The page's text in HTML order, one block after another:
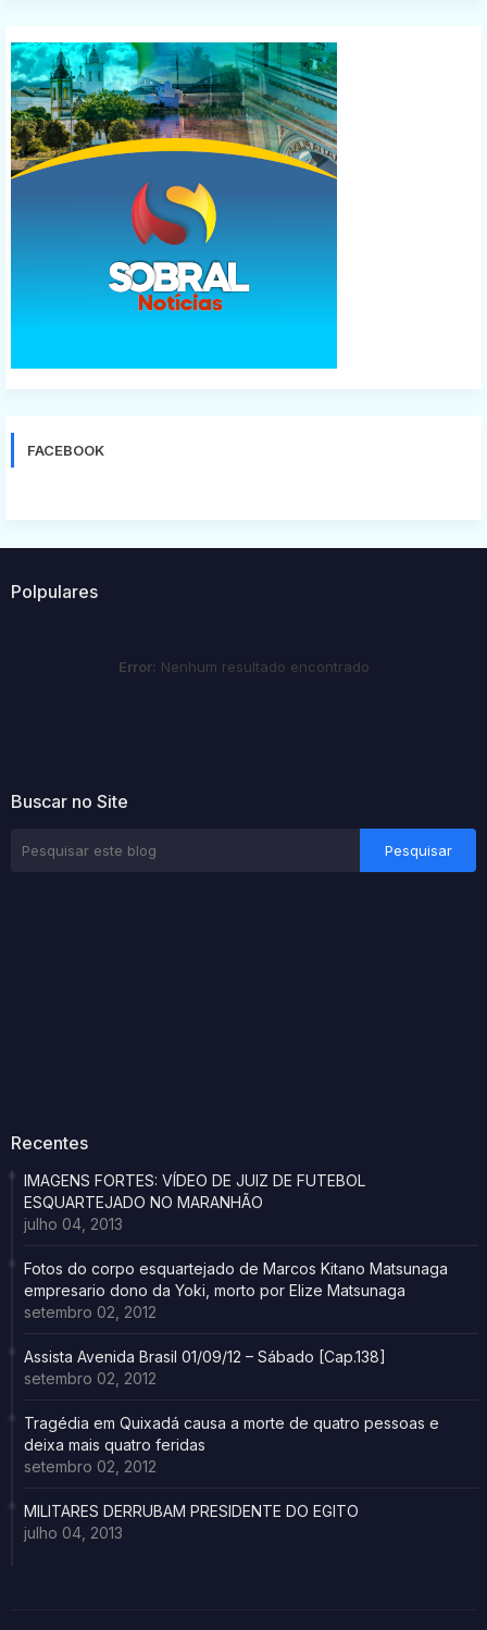
FACEBOOK
Polpulares
Error: Nenhum resultado encontrado
Buscar no Site
Recentes
IMAGENS FORTES: VÍDEO DE JUIZ DE FUTEBOL
ESQUARTEJADO NO MARANHÃO
julho 04, 2013
Fotos do corpo esquartejado de Marcos Kitano Matsunaga
empresario dono da Yoki, morto por Elize Matsunaga
setembro 02, 2012
Assista Avenida Brasil 01/09/12 – Sábado [Cap.138]
setembro 02, 2012
Tragédia em Quixadá causa a morte de quatro pessoas e
deixa mais quatro feridas
setembro 02, 2012
MILITARES DERRUBAM PRESIDENTE DO EGITO
julho 04, 2013